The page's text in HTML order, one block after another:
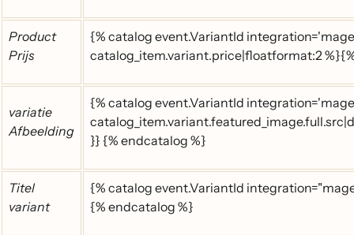
Product
Prijs
{% catalog event.VariantId
catalog_item.variant.price|floatformat:2
variatie
Afbeelding
{% catalog event.VariantId
}} {% endcatalog %}
Titel
variant
{% catalog event.VariantId
{% endcatalog %}